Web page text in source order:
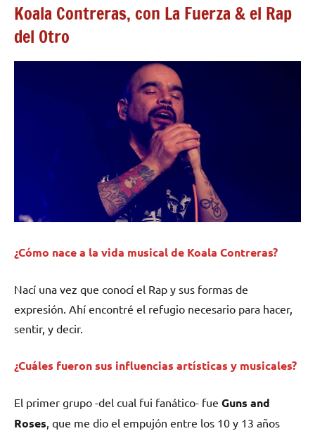
Koala Contreras, con La Fuerza & el Rap
del Otro
¿Cómo nace a la vida musical de Koala Contreras?
Nací una vez que conocí el Rap y sus formas de
expresión. Ahí encontré el refugio necesario para hacer,
sentir, y decir.
¿Cuáles fueron sus influencias artísticas y musicales?
El primer grupo -del cual fui fanático- fue Guns and
Roses , que me dio el empujón entre los 10 y 13 años